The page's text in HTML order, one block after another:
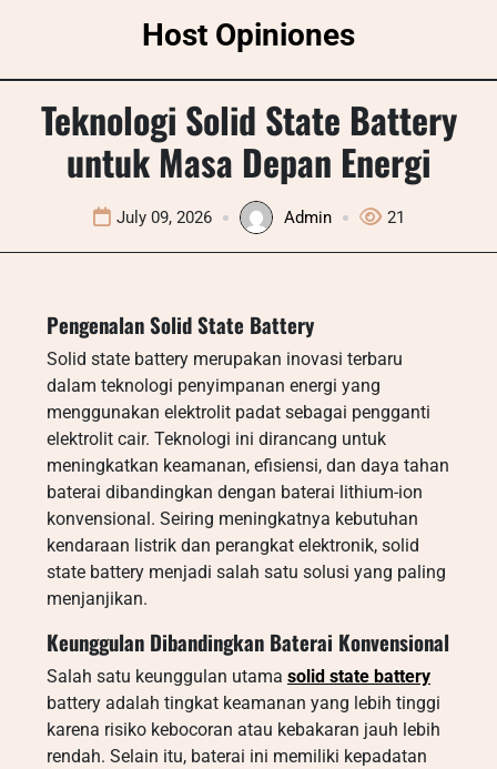
Host Opiniones
Teknologi Solid State Battery
untuk Masa Depan Energi
July 09, 2026 Admin 21
Pengenalan Solid State Battery
Solid state battery merupakan inovasi terbaru
dalam teknologi penyimpanan energi yang
menggunakan elektrolit padat sebagai pengganti
elektrolit cair. Teknologi ini dirancang untuk
meningkatkan keamanan, efisiensi, dan daya tahan
baterai dibandingkan dengan baterai lithium-ion
konvensional. Seiring meningkatnya kebutuhan
kendaraan listrik dan perangkat elektronik, solid
state battery menjadi salah satu solusi yang paling
menjanjikan.
Keunggulan Dibandingkan Baterai Konvensional
Salah satu keunggulan utama solid state battery
battery adalah tingkat keamanan yang lebih tinggi
karena risiko kebocoran atau kebakaran jauh lebih
rendah. Selain itu, baterai ini memiliki kepadatan